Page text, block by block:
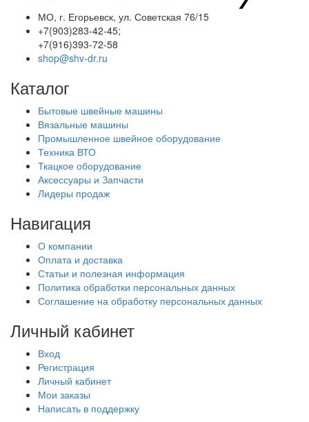
МО, г. Егорьевск, ул. Советская 76/15
+7(903)283-42-45;
+7(916)393-72-58
shop@shv-dr.ru
Каталог
Бытовые швейные машины
Вязальные машины
Промышленное швейное оборудование
Техника ВТО
Ткацкое оборудование
Аксессуары и Запчасти
Лидеры продаж
Навигация
О компании
Оплата и доставка
Статьи и полезная информация
Политика обработки персональных данных
Соглашение на обработку персональных данных
Личный кабинет
Вход
Регистрация
Личный кабинет
Мои заказы
Написать в поддержку